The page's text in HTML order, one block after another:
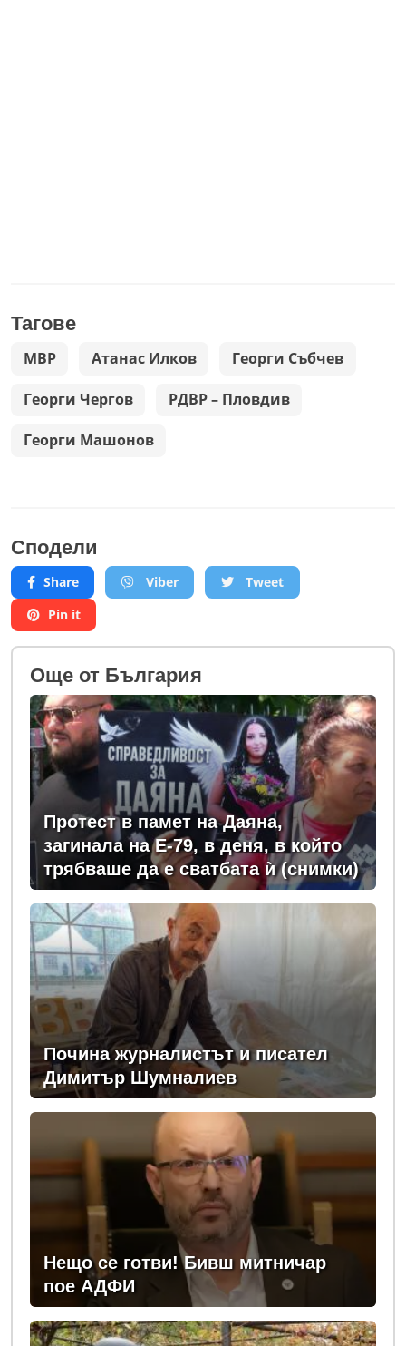
Тагове
МВР Атанас Илков Георги Събчев
Георги Чергов РДВР – Пловдив
Георги Машонов
Сподели
Share Viber
Tweet
Pin it
Oще от България
Протест в памет на Даяна,
загинала на Е-79, в деня, в който
трябваше да е сватбата ѝ (снимки)
Почина журналистът и писател
Димитър Шумналиев
Нещо се готви! Бивш митничар
пое АДФИ